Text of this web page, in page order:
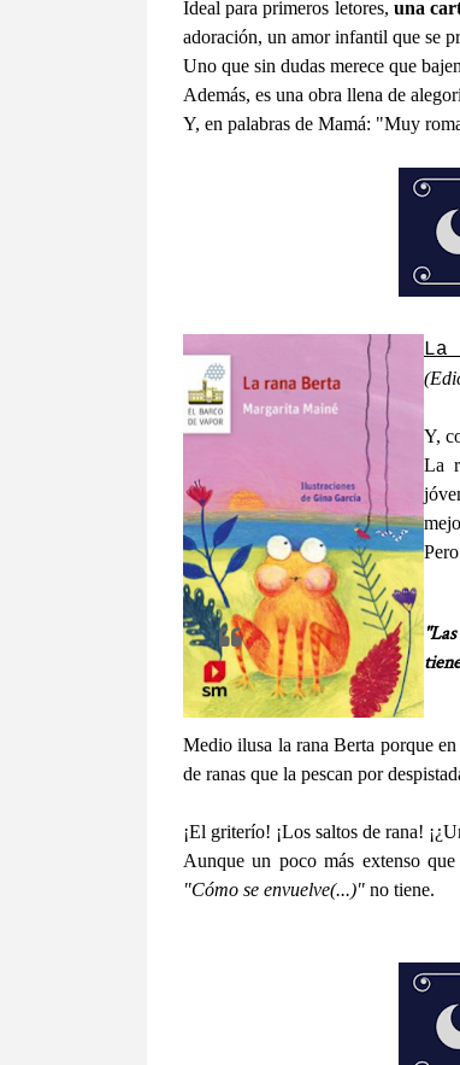
Ideal para primeros letores, una
adoración, un amor infantil que se
Uno que sin dudas merece que
Además, es una obra llena de
Y, en palabras de Mamá: "Muy
Y,
La
Medio ilusa la rana Berta porque en
de ranas que la pescan por
¡El griterío! ¡Los saltos de rana!
Aunque un poco más extenso
"Cómo se envuelve(...)" no tiene.